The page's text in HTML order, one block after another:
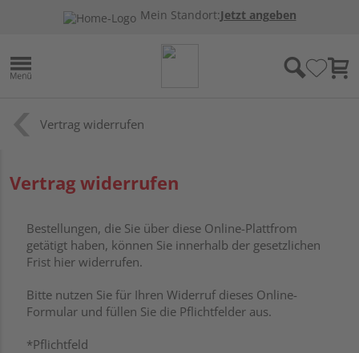
Mein Standort:Jetzt angeben
Vertrag widerrufen
Vertrag widerrufen
Bestellungen, die Sie über diese Online-Plattfrom
getätigt haben, können Sie innerhalb der gesetzlichen
Frist hier widerrufen.
Bitte nutzen Sie für Ihren Widerruf dieses Online-
Formular und füllen Sie die Pflichtfelder aus.
*Pflichtfeld